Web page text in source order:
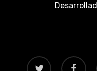
twitter facebook